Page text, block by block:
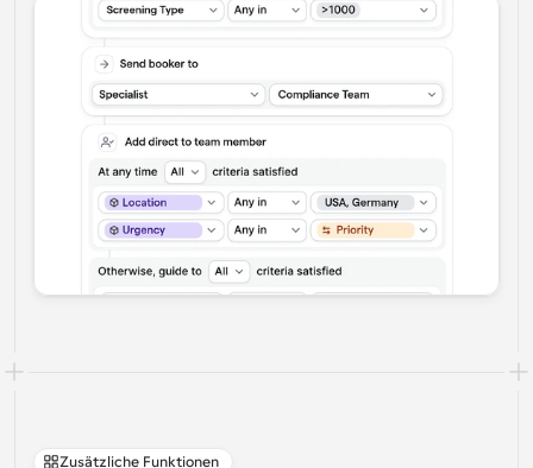
Zusätzliche Funktionen